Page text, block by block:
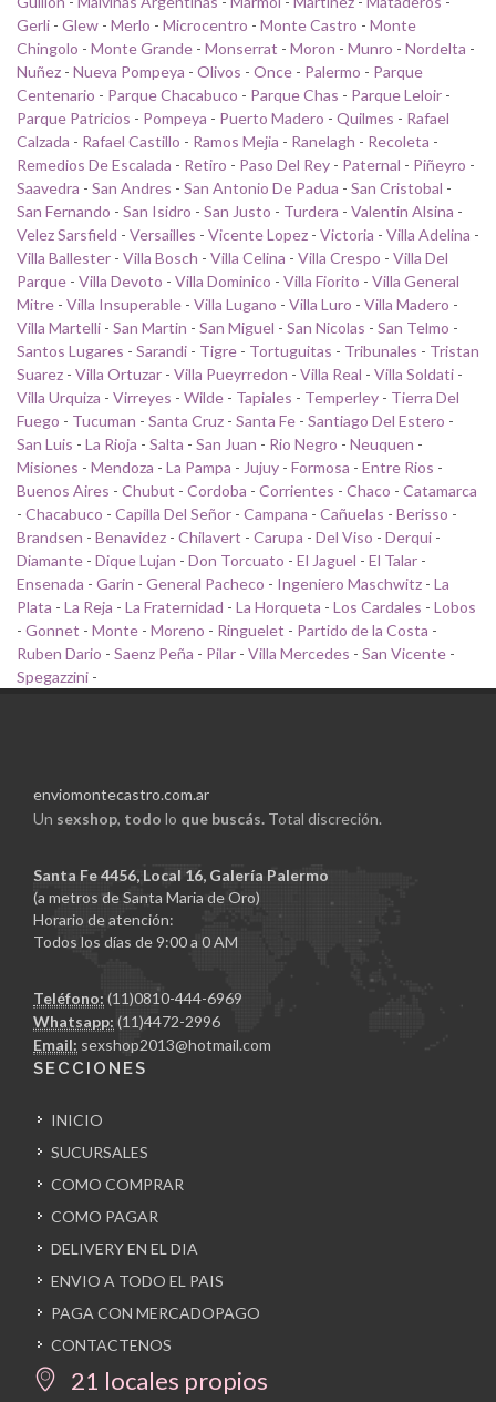
Gerli - Glew - Merlo - Microcentro - Monte Castro - Monte
Chingolo - Monte Grande - Monserrat - Moron - Munro - Nordelta -
Nuñez - Nueva Pompeya - Olivos - Once - Palermo - Parque
Centenario - Parque Chacabuco - Parque Chas - Parque Leloir -
Parque Patricios - Pompeya - Puerto Madero - Quilmes - Rafael
Calzada - Rafael Castillo - Ramos Mejia - Ranelagh - Recoleta -
Remedios De Escalada - Retiro - Paso Del Rey - Paternal - Piñeyro -
Saavedra - San Andres - San Antonio De Padua - San Cristobal -
San Fernando - San Isidro - San Justo - Turdera - Valentin Alsina -
Velez Sarsfield - Versailles - Vicente Lopez - Victoria - Villa Adelina -
Villa Ballester - Villa Bosch - Villa Celina - Villa Crespo - Villa Del
Parque - Villa Devoto - Villa Dominico - Villa Fiorito - Villa General
Mitre - Villa Insuperable - Villa Lugano - Villa Luro - Villa Madero -
Villa Martelli - San Martin - San Miguel - San Nicolas - San Telmo -
Santos Lugares - Sarandi - Tigre - Tortuguitas - Tribunales - Tristan
Suarez - Villa Ortuzar - Villa Pueyrredon - Villa Real - Villa Soldati -
Villa Urquiza - Virreyes - Wilde - Tapiales - Temperley - Tierra Del
Fuego - Tucuman - Santa Cruz - Santa Fe - Santiago Del Estero -
San Luis - La Rioja - Salta - San Juan - Rio Negro - Neuquen -
Misiones - Mendoza - La Pampa - Jujuy - Formosa - Entre Rios -
Buenos Aires - Chubut - Cordoba - Corrientes - Chaco - Catamarca
- Chacabuco - Capilla Del Señor - Campana - Cañuelas - Berisso -
Brandsen - Benavidez - Chilavert - Carupa - Del Viso - Derqui -
Diamante - Dique Lujan - Don Torcuato - El Jaguel - El Talar -
Ensenada - Garin - General Pacheco - Ingeniero Maschwitz - La
Plata - La Reja - La Fraternidad - La Horqueta - Los Cardales - Lobos
- Gonnet - Monte - Moreno - Ringuelet - Partido de la Costa -
Ruben Dario - Saenz Peña - Pilar - Villa Mercedes - San Vicente -
Spegazzini -
enviomontecastro.com.ar
Un sexshop, todo lo que buscás. Total discreción.
Santa Fe 4456, Local 16, Galería Palermo
(a metros de Santa Maria de Oro)
Horario de atención:
Todos los días de 9:00 a 0 AM
Teléfono: (11)0810-444-6969
Whatsapp: (11)4472-2996
Email: sexshop2013@hotmail.com
SECCIONES
INICIO
SUCURSALES
COMO COMPRAR
COMO PAGAR
DELIVERY EN EL DIA
ENVIO A TODO EL PAIS
PAGA CON MERCADOPAGO
CONTACTENOS
21 locales propios